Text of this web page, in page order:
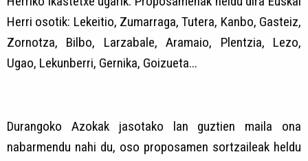
Herri osotik: Lekeitio, Zumarraga, Tutera, Kanbo, Gasteiz,
Zornotza, Bilbo, Larzabale, Aramaio, Plentzia, Lezo,
Ugao, Lekunberri, Gernika, Goizueta...
Durangoko Azokak jasotako lan guztien maila ona
nabarmendu nahi du, oso proposamen sortzaileak heldu